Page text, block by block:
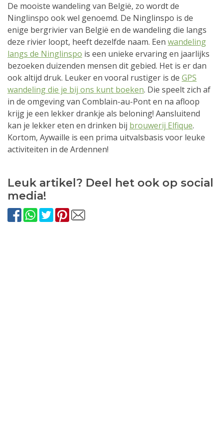
De mooiste wandeling van België, zo wordt de
Ninglinspo ook wel genoemd. De Ninglinspo is de
enige bergrivier van België en de wandeling die langs
deze rivier loopt, heeft dezelfde naam. Een wandeling
langs de Ninglinspo is een unieke ervaring en jaarlijks
bezoeken duizenden mensen dit gebied. Het is er dan
ook altijd druk. Leuker en vooral rustiger is de GPS
wandeling die je bij ons kunt boeken. Die speelt zich af
in de omgeving van Comblain-au-Pont en na afloop
krijg je een lekker drankje als beloning! Aansluitend
kan je lekker eten en drinken bij brouwerij Elfique.
Kortom, Aywaille is een prima uitvalsbasis voor leuke
activiteiten in de Ardennen!
Leuk artikel? Deel het ook op social
media!